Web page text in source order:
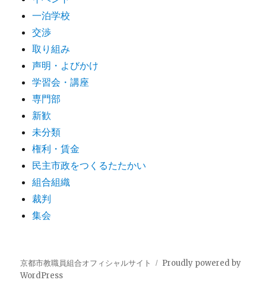
一泊学校
交渉
取り組み
声明・よびかけ
学習会・講座
専門部
新歓
未分類
権利・賃金
民主市政をつくるたたかい
組合組織
裁判
集会
京都市教職員組合オフィシャルサイト
Proudly powered by
WordPress